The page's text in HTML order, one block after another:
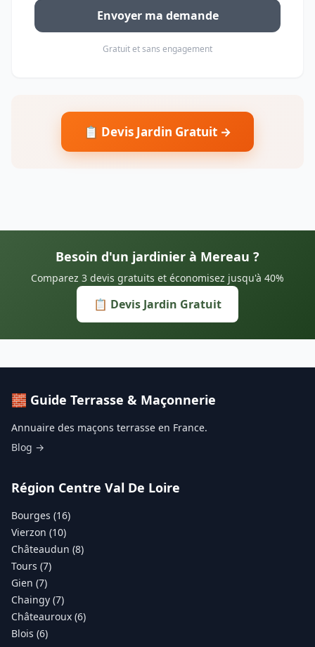
Envoyer ma demande
Gratuit et sans engagement
📋 Devis Jardin Gratuit →
Besoin d'un jardinier à Mereau ?
Comparez 3 devis gratuits et économisez jusqu'à 40%
📋 Devis Jardin Gratuit
🧱 Guide Terrasse & Maçonnerie
Annuaire des maçons terrasse en France.
Blog →
Région Centre Val De Loire
Bourges (16)
Vierzon (10)
Châteaudun (8)
Tours (7)
Gien (7)
Chaingy (7)
Châteauroux (6)
Blois (6)